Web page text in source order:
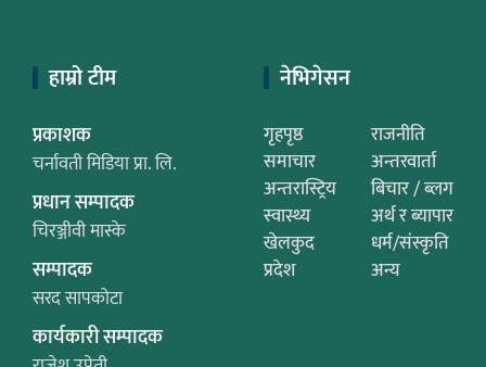
हाम्रो टीम
प्रकाशक
चर्नावती मिडिया प्रा. लि.
प्रधान सम्पादक
चिरञ्जीवी मास्के
सम्पादक
सरद सापकोटा
कार्यकारी सम्पादक
नेभिगेसन
गृहपृष्ठ
राजनीति
समाचार
अन्तरवार्ता
अन्तरास्ट्रिय
बिचार / ब्लग
स्वास्थ्य
अर्थ र ब्यापार
खेलकुद
धर्म/संस्कृति
प्रदेश
अन्य